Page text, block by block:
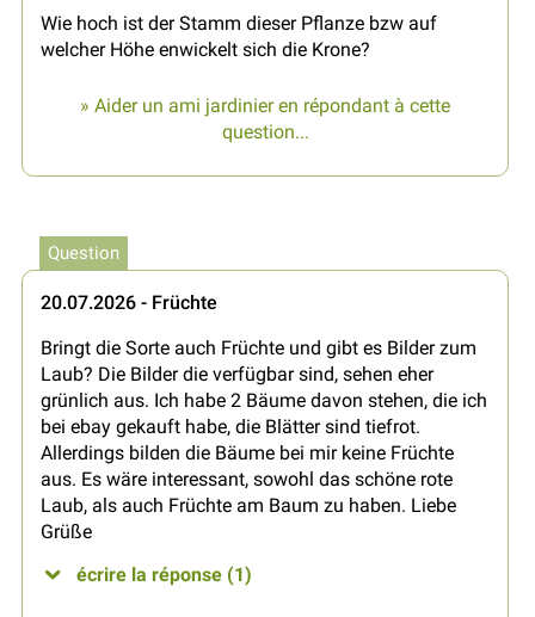
Wie hoch ist der Stamm dieser Pflanze bzw auf
welcher Höhe enwickelt sich die Krone?
» Aider un ami jardinier en répondant à cette
question...
Question
20.07.2026 - Früchte
Bringt die Sorte auch Früchte und gibt es Bilder zum
Laub? Die Bilder die verfügbar sind, sehen eher
grünlich aus. Ich habe 2 Bäume davon stehen, die ich
bei ebay gekauft habe, die Blätter sind tiefrot.
Allerdings bilden die Bäume bei mir keine Früchte
aus. Es wäre interessant, sowohl das schöne rote
Laub, als auch Früchte am Baum zu haben. Liebe
Grüße
écrire la réponse (1)